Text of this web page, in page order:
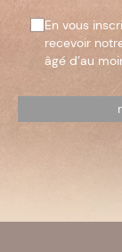
En vous
recevoir
âgé d’au
vide.